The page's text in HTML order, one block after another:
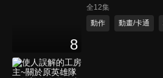
8
全12集
動作
動畫/卡通